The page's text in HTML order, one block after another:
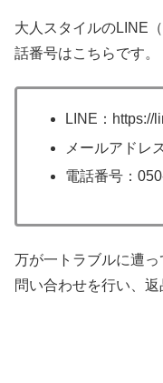
大人スタイルのLINE
話番号はこちらです。
LINE：https://
メールアドレ
電話番号：
万が一トラブルに遭
問い合わせを行い、